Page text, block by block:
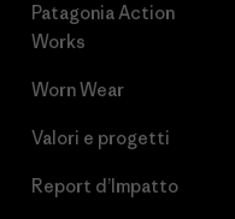
Patagonia Action
Works
Worn Wear
Valori e progetti
Report d’Impatto